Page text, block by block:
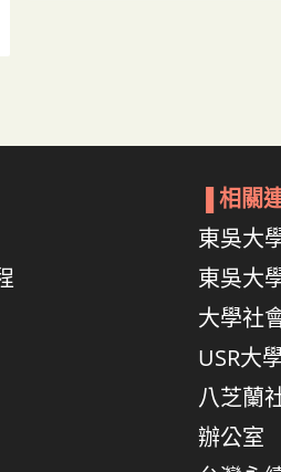
相關
東吳大
東吳大
大學社
USR大
八芝蘭
辦公室